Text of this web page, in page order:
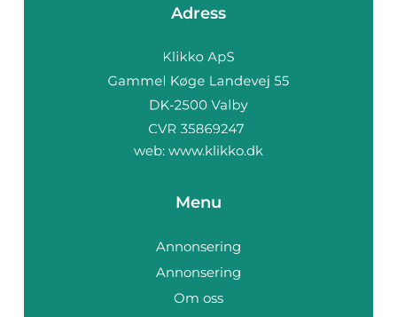
Adress
web: www.klikko.dk
Menu
Annonsering
Annonsering
Om oss